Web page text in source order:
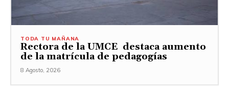
TODA TU MAÑANA
Rectora de la UMCE destaca aumento
de la matrícula de pedagogías
8 Agosto, 2026